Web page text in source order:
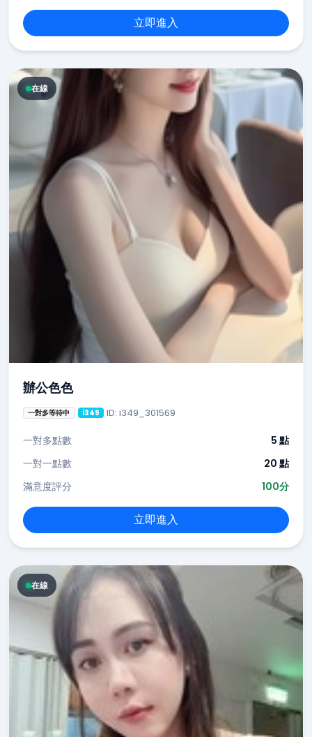
立即進入
在線
辦公色色
一對多等待中 i349 ID: i349_301569
一對多點數
5 點
一對一點數
20 點
滿意度評分
100分
立即進入
在線